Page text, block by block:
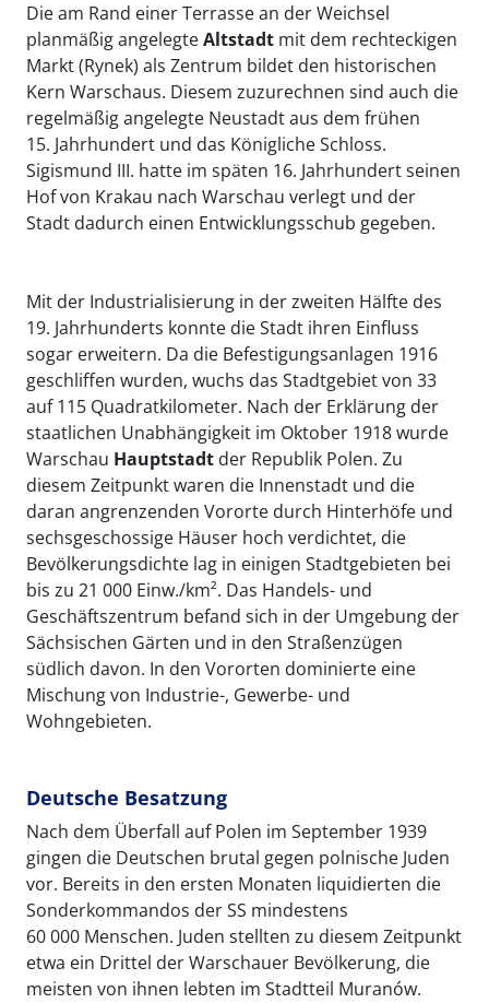
Die am Rand einer Terrasse an der Weichsel
planmäßig angelegteAltstadt mit dem rechteckigen
Markt (Rynek) als Zentrum bildet den historischen
Kern Warschaus. Diesem zuzurechnen sind auch die
regelmäßig angelegte Neustadt aus dem frühen
15. Jahrhundert und das Königliche Schloss.
Sigismund III. hatte im späten 16. Jahrhundert seinen
Hof von Krakau nach Warschau verlegt und der
Stadt dadurch einen Entwicklungsschub gegeben.
Mit der Industrialisierung in der zweiten Hälfte des
19. Jahrhunderts konnte die Stadt ihren Einfluss
sogar erweitern. Da die Befestigungsanlagen 1916
geschliffen wurden, wuchs das Stadtgebiet von 33
auf 115 Quadratkilometer. Nach der Erklärung der
staatlichen Unabhängigkeit im Oktober 1918 wurde
Warschau Hauptstadt der Republik Polen. Zu
diesem Zeitpunkt waren die Innenstadt und die
daran angrenzenden Vororte durch Hinterhöfe und
sechsgeschossige Häuser hoch verdichtet, die
Bevölkerungsdichte lag in einigen Stadtgebieten bei
bis zu 21 000 Einw./km². Das Handels- und
Geschäftszentrum befand sich in der Umgebung der
Sächsischen Gärten und in den Straßenzügen
südlich davon. In den Vororten dominierte eine
Mischung von Industrie-, Gewerbe- und
Wohngebieten.
Deutsche Besatzung
Nach dem Überfall auf Polen im September 1939
gingen die Deutschen brutal gegen polnische Juden
vor. Bereits in den ersten Monaten liquidierten die
Sonderkommandos der SS mindestens
60 000 Menschen. Juden stellten zu diesem Zeitpunkt
etwa ein Drittel der Warschauer Bevölkerung, die
meisten von ihnen lebten im Stadtteil Muranów.